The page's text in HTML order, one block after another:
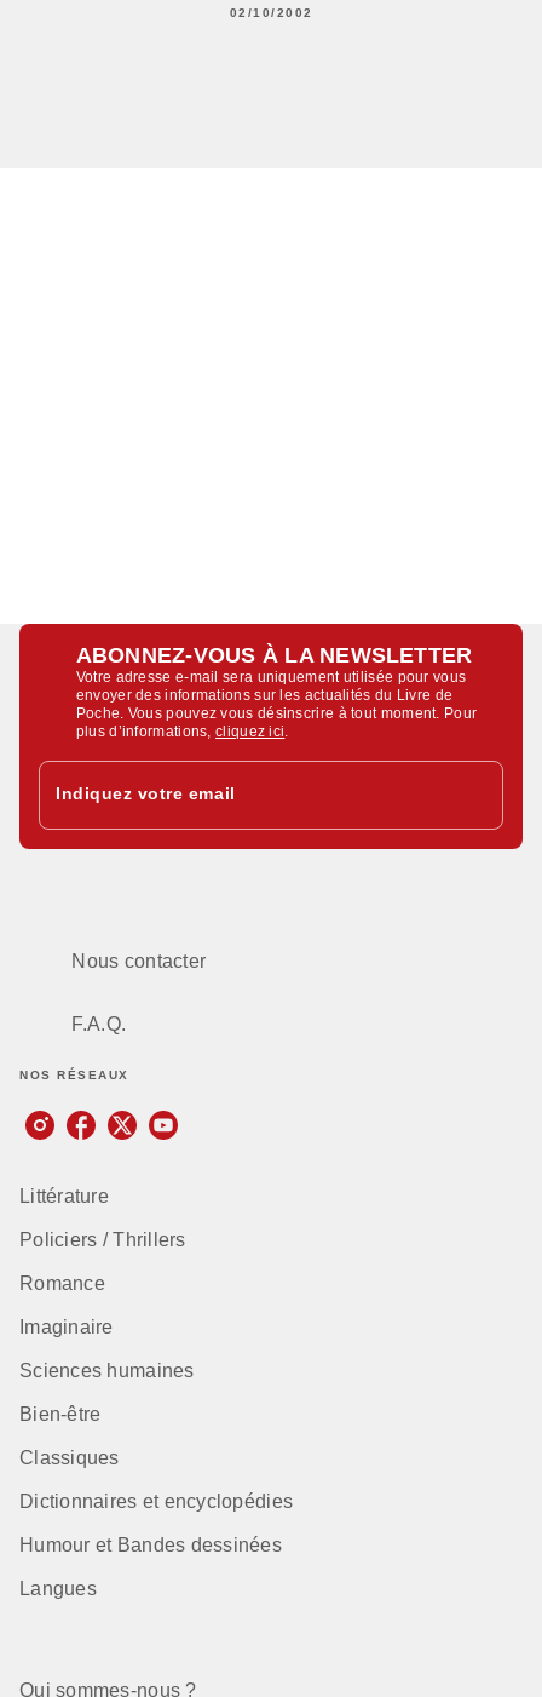
02/10/2002
ABONNEZ-VOUS À LA NEWSLETTER
Votre adresse e-mail sera uniquement utilisée pour vous
envoyer des informations sur les actualités du Livre de
Poche. Vous pouvez vous désinscrire à tout moment. Pour
plus d’informations,cliquez ici
Indiquez votre email
Nous contacter
F.A.Q.
NOS RÉSEAUX
Littérature
Policiers / Thrillers
Romance
Imaginaire
Sciences humaines
Bien-être
Classiques
Dictionnaires et encyclopédies
Humour et Bandes dessinées
Langues
Qui sommes-nous ?